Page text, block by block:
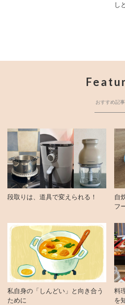
し
おすすめ記事
段取りは、道具で変えられる！
自
フ
私自身の「しんどい」と向き合う
ために
料
を